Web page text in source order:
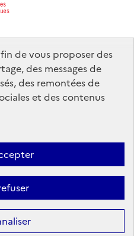
de vous proposer des
des messages de
des remontées de
et des contenus
Accessibilité : partiellement
témoins de connexion (cookies)
données
de ce site sont sous